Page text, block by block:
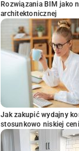
Rozwiązania BIM jako
architektonicznej
Jak zakupić wydajny
stosunkowo niskiej